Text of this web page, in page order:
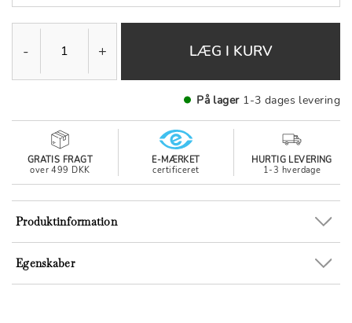
- + LÆG I KURV
På lager 1-3 dages levering
GRATIS FRAGT
over 499 DKK
E-MÆRKET
certificeret
HURTIG LEVERING
1-3 hverdage
Egenskaber
Produktinformation